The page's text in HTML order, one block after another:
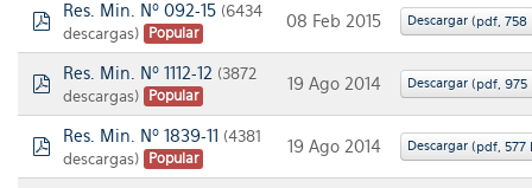
pdf
Res. Min. Nº 092-15 (6434
descargas)
Popular
08 Feb 2015 Descargar (pdf, 758
pdf
Res. Min. Nº 1112-12 (3872
descargas)
Popular
19 Ago 2014 Descargar (pdf, 975
pdf
Res. Min. Nº 1839-11 (4381
descargas)
Popular
19 Ago 2014 Descargar (pdf, 577